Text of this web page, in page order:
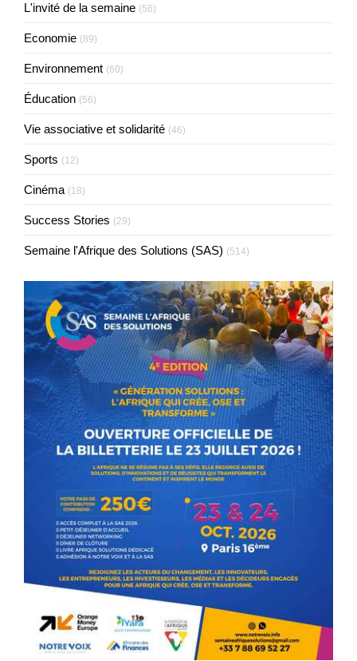
L'invité de la semaine (56)
Economie (89)
Environnement (60)
Éducation (56)
Vie associative et solidarité (46)
Sports (12)
Cinéma (18)
Success Stories (29)
Semaine l'Afrique des Solutions (SAS) (514)